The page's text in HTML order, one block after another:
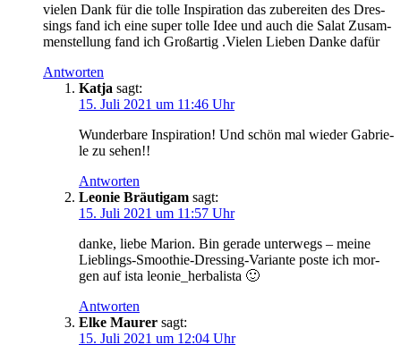
vie­len Dank für die tol­le Inspi­ra­ti­on das zube­rei­ten des Dres­
sings fand ich eine super tol­le Idee und auch die Salat Zusam­
men­stel­lung fand ich Groß­ar­tig .Vie­len Lie­ben Dan­ke dafür
Antworten
Katja sagt:
15. Juli 2021 um 11:46 Uhr
Wun­der­ba­re Inspi­ra­ti­on! Und schön mal wie­der Gabrie­
le zu sehen!!
Antworten
Leonie Bräutigam sagt:
15. Juli 2021 um 11:57 Uhr
dan­ke, lie­be Mari­on. Bin gera­de unter­wegs – mei­ne
Lieb­lings-Smoothie-Dres­sing-Vari­an­te pos­te ich mor­
gen auf ista leonie_herbalista 🙂
Antworten
Elke Maurer sagt:
15. Juli 2021 um 12:04 Uhr